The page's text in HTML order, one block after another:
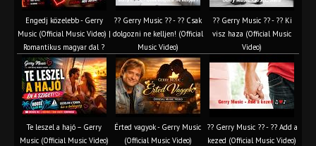
Engedj közelebb - Gerry
Music (Official Music Video) |
Romantikus magyar dal ?
?? Gerry Music ?? - ?? Csak
dolgozni ne kelljen! (Official
Music Video)
?? Gerry Music ?? - ?? Ki
visz haza (Official Music
Video)
Te leszel a hajó – Gerry
Music (Official Music Video)
Érted vagyok - Gerry Music
(Official Music Video)
?? Gerry Music ?? - ?? Add a
kezed (Official Music Video)